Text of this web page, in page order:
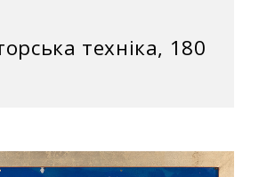
техніка, 180